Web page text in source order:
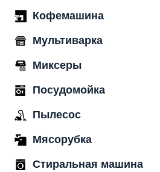
Кофемашина
Мультиварка
Миксеры
Посудомойка
Пылесос
Мясорубка
Стиральная машина